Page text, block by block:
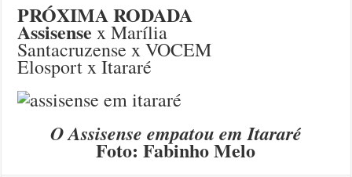
PRÓXIMA RODADA
Assisense x Marília
Santacruzense x VOCEM
Elosport x Itararé
O Assisense empatou em Itararé
Foto: Fabinho Melo